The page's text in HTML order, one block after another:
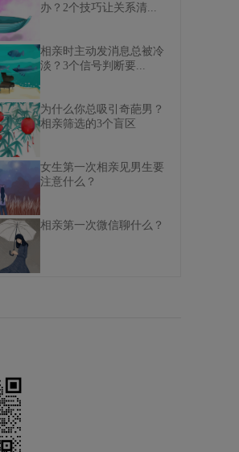
办？2个技巧让关系清...
相亲时主动发消息总被冷
淡？3个信号判断要...
为什么你总吸引奇葩男？
相亲筛选的3个盲区
女生第一次相亲见男生要
注意什么？
相亲第一次微信聊什么？